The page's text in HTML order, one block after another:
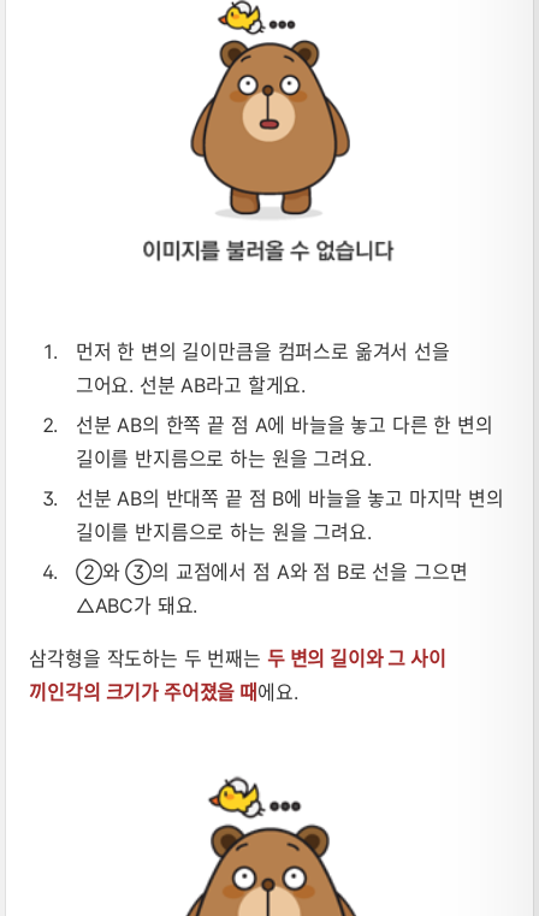
먼저 한 변의 길이만큼을 컴퍼스로 옮겨서 선을
그어요. 선분 AB라고 할게요.
선분 AB의 한쪽 끝 점 A에 바늘을 놓고 다른 한 변의
길이를 반지름으로 하는 원을 그려요.
선분 AB의 반대쪽 끝 점 B에 바늘을 놓고 마지막 변의
길이를 반지름으로 하는 원을 그려요.
②와 ③의 교점에서 점 A와 점 B로 선을 그으면
△ABC가 돼요.
삼각형을 작도하는 두 번째는 두 변의 길이와 그 사이
끼인각의 크기가 주어졌을 때 에요.